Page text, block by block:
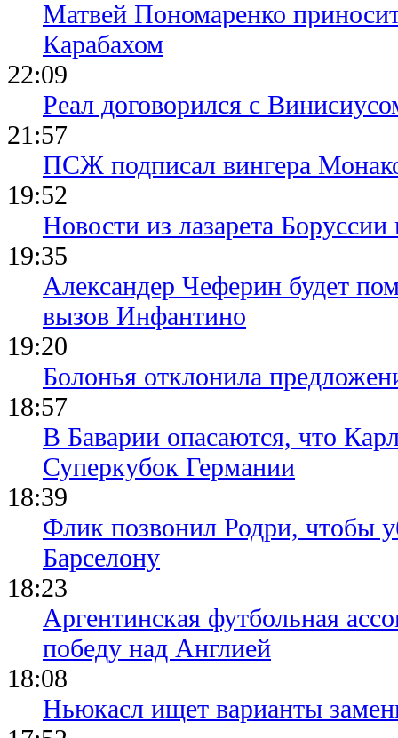
Матвей Пономаренко
Карабахом
22:09
Реал договорился с
21:57
ПСЖ подписал вингера
19:52
Новости из лазарета
19:35
Александер Чеферин будет
вызов Инфантино
19:20
Болонья отклонила
18:57
В Баварии опасаются, что
Суперкубок Германии
18:39
Флик позвонил Родри, чтобы
Барселону
18:23
Аргентинская футбольная
победу над Англией
18:08
Ньюкасл ищет варианты